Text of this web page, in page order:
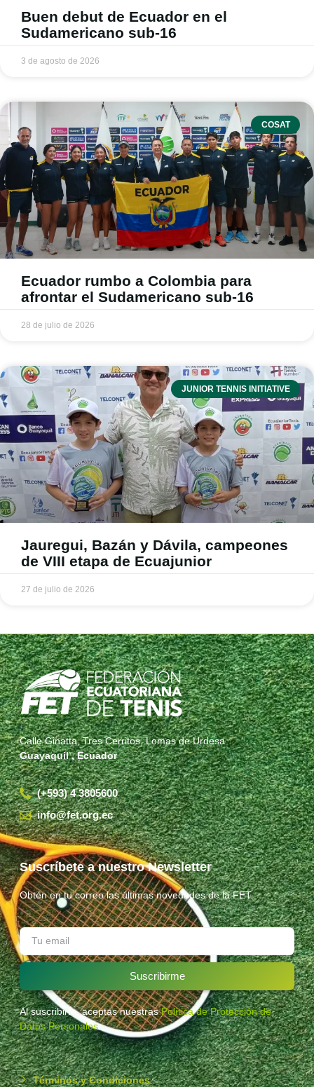
Buen debut de Ecuador en el
Sudamericano sub-16
3 de agosto de 2026
COSAT
Ecuador rumbo a Colombia para
afrontar el Sudamericano sub-16
28 de julio de 2026
JUNIOR TENNIS INITIATIVE
Jauregui, Bazán y Dávila, campeones
de VIII etapa de Ecuajunior
27 de julio de 2026
Calle Ginatta, Tres Cerritos, Lomas de Urdesa
Guayaquil , Ecuador
(+593) 4 3805600
info@fet.org.ec
Suscríbete a nuestro Newsletter
Obtén en tu correo las últimas novedades de la FET.
Suscribirme
Al suscribirte, aceptas nuestrasPolítica de Protección de
Datos Personales.
Términos y Condiciones